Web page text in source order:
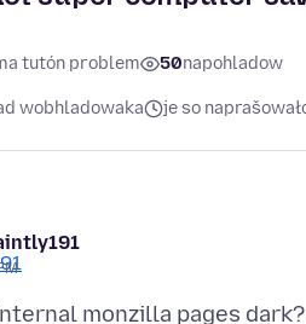
tutón problem 50napohladow
wobhladowaka je so